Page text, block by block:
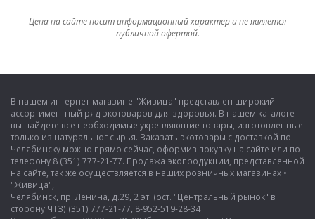
Цена на сайте носит информационный характер и не является
публичной офертой.
В нашем интернет-магазине "Живица" представлен широкий
ассортиментный ряд экотоваров для здоровья. В нашем каталоге
вы найдете все необходимые укрепляющие товары, изготовленные
только из натуральног сырья. Заказать экотовары с доставкой по
Челябинску можно прямо сейчас, оформив покупку на сайте или по
телефону 8 (351) 777-21-77. Продажа экопродукции, представленной
на сайте, так же осуществляется в наших розничных магазинах •
"Живица",
Челябинск, пр. Ленина, д.29, 2 эт. (ост. "Центральный рынок" в
сторону ЧТЗ) (351) 777-21-77, 8-952-519-28-34